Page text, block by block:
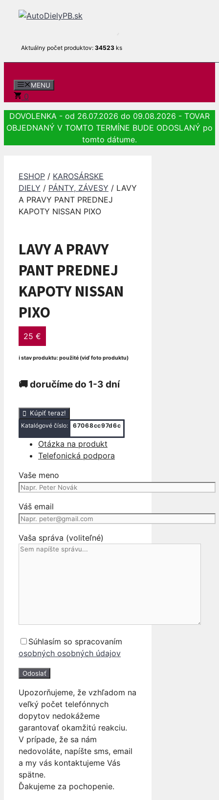
Preskočiť
Aktuálny počet produktov: 34523 ks
MENU
0
DOVOLENKA - od 26.07.2026 do 09.08.2026 - TOVAR
OBJEDNANÝ V TOMTO TERMÍNE BUDE ODOSLANÝ po
tomto dátume.
ESHOP / KAROSÁRSKE
DIELY / PÁNTY, ZÁVESY / LAVY
A PRAVY PANT PREDNEJ
KAPOTY NISSAN PIXO
LAVY A PRAVY
PANT PREDNEJ
KAPOTY NISSAN
PIXO
25 €
ℹ stav produktu: použité (viď foto produktu)
🚚 doručíme do 1-3 dní
množstvo
LAVY
A
PRAVY
PANT
PREDNEJ
KAPOTY
NISSAN
PIXO
Kúpiť teraz!
Katalógové číslo: 67068cc97d6c
Otázka na produkt
Telefonická podpora
Vaše meno
Váš email
Vaša správa (voliteľné)
Súhlasím so spracovaním
osobných osobných údajov
Upozorňujeme, že vzhľadom na
veľký počet telefónnych
dopytov nedokážeme
garantovať okamžitú reakciu.
V prípade, že sa nám
nedovoláte, napíšte sms, email
a my vás kontaktujeme Vás
spätne.
Ďakujeme za pochopenie.